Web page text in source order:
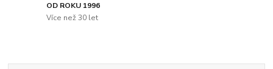
OD ROKU 1996
Více než 30 let